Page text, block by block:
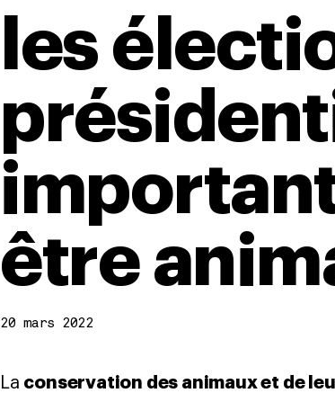
les
être
20 mars 2022
La conservation des animaux et de